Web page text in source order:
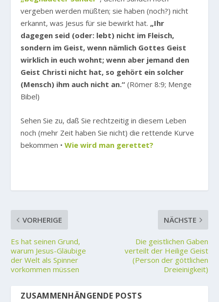
vergeben werden müßten; sie haben (noch?) nicht
erkannt, was Jesus für sie bewirkt hat. „Ihr
dagegen seid (oder: lebt) nicht im Fleisch,
sondern im Geist, wenn nämlich Gottes Geist
wirklich in euch wohnt; wenn aber jemand den
Geist Christi nicht hat, so gehört ein solcher
(Mensch) ihm auch nicht an.“(Römer 8:9; Menge
Bibel)
Sehen Sie zu, daß Sie rechtzeitig in diesem Leben
noch (mehr Zeit haben Sie nicht) die rettende Kurve
bekommen •Wie wird man gerettet?
VORHERIGE
Es hat seinen Grund,
warum Jesus-Gläubige
der Welt als Spinner
vorkommen müssen
NÄCHSTE
Die geistlichen Gaben
verteilt der Heilige Geist
(Person der göttlichen
Dreieinigkeit)
ZUSAMMENHÄNGENDE POSTS